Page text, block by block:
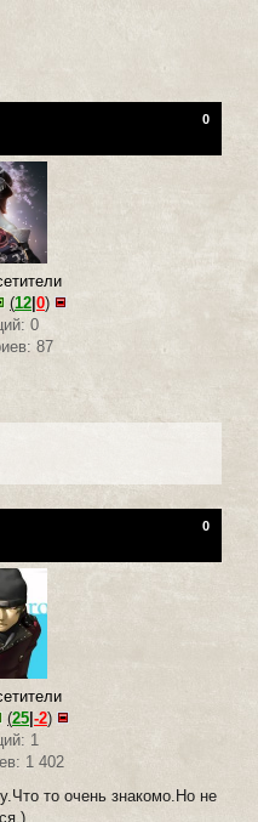
0
(12 0)
0
87
0
(25|-2)
1
1 402
то очень знакомо.Но не